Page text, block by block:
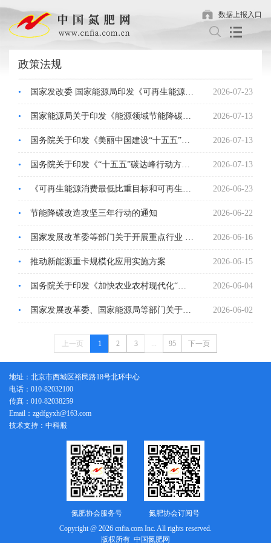
数据上报入口
政策法规
• 国家发改委 国家能源局印发《可再生能源发展“十五五”规划》 2026-07-23
• 国家能源局关于印发《能源领域节能降碳行动计划（2026—2028年）》的通知 2026-07-13
• 国务院关于印发《美丽中国建设“十五五”规划》的通知 2026-07-13
• 国务院关于印发《“十五五”碳达峰行动方案》的通知 2026-07-13
• 《可再生能源消费最低比重目标和可再生能源电力消纳责任权重制度实施办法》 2026-06-23
• 节能降碳改造攻坚三年行动的通知 2026-06-22
• 国家发展改革委等部门关于开展重点行业 节能降碳改造攻坚三年行动的通知 2026-06-16
• 推动新能源重卡规模化应用实施方案 2026-06-15
• 国务院关于印发《加快农业农村现代化“十五五”规划》的通知 2026-06-04
• 国家发展改革委、国家能源局等部门关于印发《非化石能源电力消费核算指南（试行）》的通知 2026-06-02
上一页 1 2 3 ... 95 下一页
地址：北京市西城区裕民路18号北环中心
电话：010-82032100
传真：010-82038259
Email：zgdfgyxh@163.com
技术支持：中科服
氮肥协会服务号
氮肥协会订阅号
Copyright @ 2026 cnfia.com Inc. All rights reserved.
版权所有 中国氮肥网